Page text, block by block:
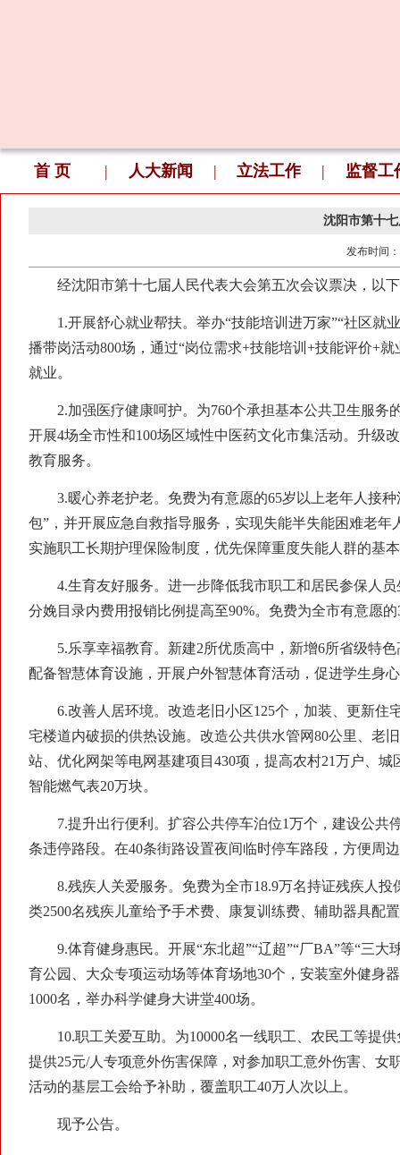
首 页 | 人大新闻 | 立法工作 | 监督工
沈阳市第十
发布时间：
经沈阳市第十七届人民代表大会第五次会议票决，以下
1.开展舒心就业帮扶。举办“技能培训进万家”“社区就业
播带岗活动800场，通过“岗位需求+技能培训+技能评价+
就业。
2.加强医疗健康呵护。为760个承担基本公共卫生服务
开展4场全市性和100场区域性中医药文化市集活动。升级
教育服务。
3.暖心养老护老。免费为有意愿的65岁以上老年人接种
包”，并开展应急自救指导服务，实现失能半失能困难老
实施职工长期护理保险制度，优先保障重度失能人群的基
4.生育友好服务。进一步降低我市职工和居民参保人员
分娩目录内费用报销比例提高至90%。免费为全市有意愿
5.乐享幸福教育。新建2所优质高中，新增6所省级特色
配备智慧体育设施，开展户外智慧体育活动，促进学生身
6.改善人居环境。改造老旧小区125个，加装、更新住宅
宅楼道内破损的供热设施。改造公共供水管网80公里、老
站、优化网架等电网基建项目430项，提高农村21万户、
智能燃气表20万块。
7.提升出行便利。扩容公共停车泊位1万个，建设公共停
条违停路段。在40条街路设置夜间临时停车路段，方便周
8.残疾人关爱服务。免费为全市18.9万名持证残疾人投
类2500名残疾儿童给予手术费、康复训练费、辅助器具配
9.体育健身惠民。开展“东北超”“辽超”“厂BA”等“三大
育公园、大众专项运动场等体育场地30个，安装室外健身
1000名，举办科学健身大讲堂400场。
10.职工关爱互助。为10000名一线职工、农民工等提供
提供25元/人专项意外伤害保障，对参加职工意外伤害、
活动的基层工会给予补助，覆盖职工40万人次以上。
现予公告。